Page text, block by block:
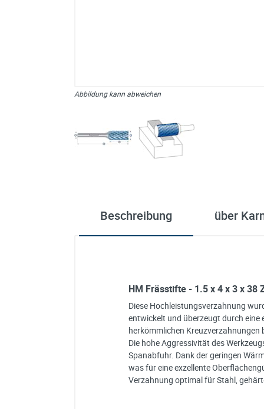
Abbildung kann abweichen
Beschreibung über
HM Frässtifte - 1.5 x 4 x 3 x 38
Diese Hochleistungsverzahnung
entwickelt und überzeugt durch eine
herkömmlichen Kreuzverzahnungen
Die hohe Aggressivität des
Spanabfuhr. Dank der geringen
was für eine exzellente
Verzahnung optimal für Stahl,